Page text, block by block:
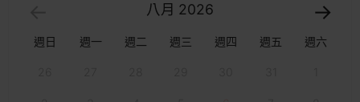
八月 2026
週日 週一 週二 週三 週四 週五 週六